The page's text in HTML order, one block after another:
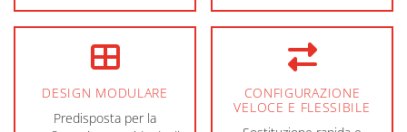
DESIGN MODULARE
Predisposta per la
CONFIGURAZIONE
VELOCE E FLESSIBILE